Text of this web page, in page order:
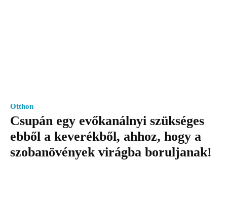
Otthon
Csupán egy evőkanálnyi szükséges
ebből a keverékből, ahhoz, hogy a
szobanövények virágba boruljanak!